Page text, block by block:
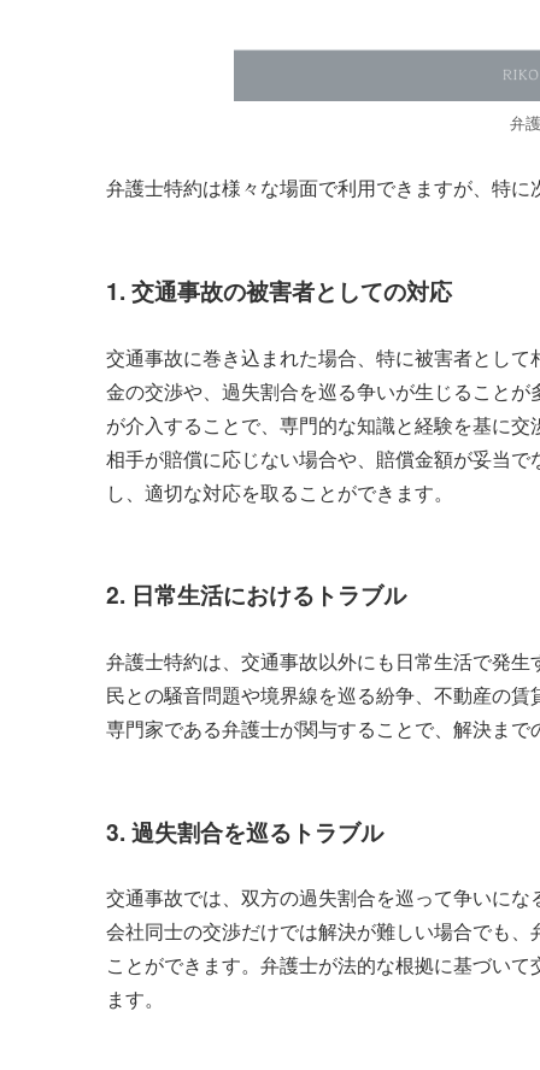
弁
弁護士特約は様々な場面で利用できますが、特
1. 交通事故の被害者としての対応
交通事故に巻き込まれた場合、特に被害者とし
金の交渉や、過失割合を巡る争いが生じること
が介入することで、専門的な知識と経験を基に
相手が賠償に応じない場合や、賠償金額が妥当
し、適切な対応を取ることができます。
2. 日常生活におけるトラブル
弁護士特約は、交通事故以外にも日常生活で発
民との騒音問題や境界線を巡る紛争、不動産の
専門家である弁護士が関与することで、解決ま
3. 過失割合を巡るトラブル
交通事故では、双方の過失割合を巡って争いに
会社同士の交渉だけでは解決が難しい場合でも
ことができます。弁護士が法的な根拠に基づい
ます。